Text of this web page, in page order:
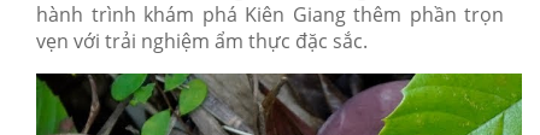
hành trình khám phá Kiên Giang thêm phần trọn
vẹn với trải nghiệm ẩm thực đặc sắc.